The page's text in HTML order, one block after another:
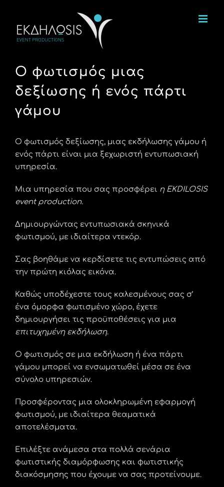
περιεχόμενο
Ο φωτισμός μιας
δεξίωσης ή ενός πάρτι
γάμου
Ο φωτισμός δεξίωσης, μιας εκδήλωσης γάμου ή
ενός πάρτι είναι μια ξεχωριστή εντυπωσιακή
υπηρεσία.
Μια υπηρεσία που σας προσφέρει η EKDILOSIS
event production.
Δημιουργώντας εντυπωσιακά σκηνικά
φωτισμού, με ιδιαίτερα ντεκόρ.
Σας βοηθάμε να κερδίσετε τις εντυπώσεις από
την πρώτη κιόλας εικόνα.
Καθώς υποδέχεστε τους καλεσμένους σας σ’
ένα όμορφα φωτισμένο χώρο, έχετε
δημιουργήσει τις προϋποθέσεις για μια
επιτυχημένη εκδήλωση.
Ο φωτισμός σε μια εκδήλωση ή ένα πάρτι
γάμου μπορεί να ενσωματωθεί μέσα σε ένα
σύνολο υπηρεσιών.
Προσφέροντας μια ολοκληρωμένη εφαρμογή
φωτισμού, με ιδιαίτερα θεαματικά
αποτελέσματα.
Επιλέξτε ανάμεσα στα πολλά σενάρια
φωτιστικής διαμόρφωσης και φωτιστικής
διακόσμησης που έχουμε να σας προτείνουμε.